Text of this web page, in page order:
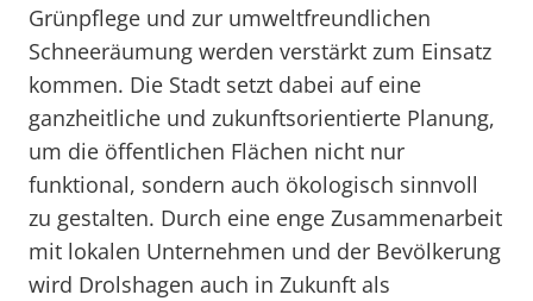
Grünpflege und zur umweltfreundlichen
Schneeräumung werden verstärkt zum Einsatz
kommen. Die Stadt setzt dabei auf eine
ganzheitliche und zukunftsorientierte Planung,
um die öffentlichen Flächen nicht nur
funktional, sondern auch ökologisch sinnvoll
zu gestalten. Durch eine enge Zusammenarbeit
mit lokalen Unternehmen und der Bevölkerung
wird Drolshagen auch in Zukunft als